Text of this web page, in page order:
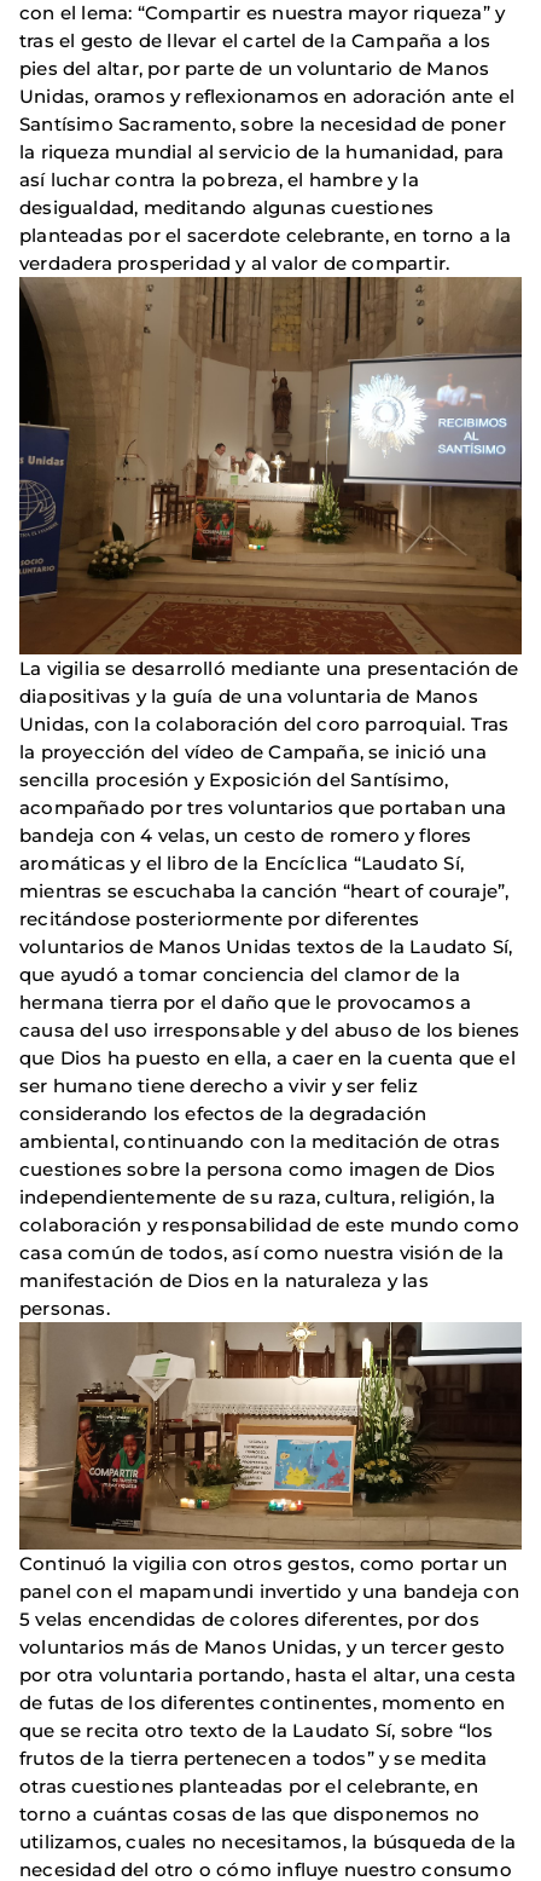
con el lema: “Compartir es nuestra mayor riqueza” y
tras el gesto de llevar el cartel de la Campaña a los
pies del altar, por parte de un voluntario de Manos
Unidas, oramos y reflexionamos en adoración ante el
Santísimo Sacramento, sobre la necesidad de poner
la riqueza mundial al servicio de la humanidad, para
así luchar contra la pobreza, el hambre y la
desigualdad, meditando algunas cuestiones
planteadas por el sacerdote celebrante, en torno a la
verdadera prosperidad y al valor de compartir.
La vigilia se desarrolló mediante una presentación de
diapositivas y la guía de una voluntaria de Manos
Unidas, con la colaboración del coro parroquial. Tras
la proyección del vídeo de Campaña, se inició una
sencilla procesión y Exposición del Santísimo,
acompañado por tres voluntarios que portaban una
bandeja con 4 velas, un cesto de romero y flores
aromáticas y el libro de la Encíclica “Laudato Sí,
mientras se escuchaba la canción “heart of couraje”,
recitándose posteriormente por diferentes
voluntarios de Manos Unidas textos de la Laudato Sí,
que ayudó a tomar conciencia del clamor de la
hermana tierra por el daño que le provocamos a
causa del uso irresponsable y del abuso de los bienes
que Dios ha puesto en ella, a caer en la cuenta que el
ser humano tiene derecho a vivir y ser feliz
considerando los efectos de la degradación
ambiental, continuando con la meditación de otras
cuestiones sobre la persona como imagen de Dios
independientemente de su raza, cultura, religión, la
colaboración y responsabilidad de este mundo como
casa común de todos, así como nuestra visión de la
manifestación de Dios en la naturaleza y las
personas.
Continuó la vigilia con otros gestos, como portar un
panel con el mapamundi invertido y una bandeja con
5 velas encendidas de colores diferentes, por dos
voluntarios más de Manos Unidas, y un tercer gesto
por otra voluntaria portando, hasta el altar, una cesta
de futas de los diferentes continentes, momento en
que se recita otro texto de la Laudato Sí, sobre “los
frutos de la tierra pertenecen a todos” y se medita
otras cuestiones planteadas por el celebrante, en
torno a cuántas cosas de las que disponemos no
utilizamos, cuales no necesitamos, la búsqueda de la
necesidad del otro o cómo influye nuestro consumo